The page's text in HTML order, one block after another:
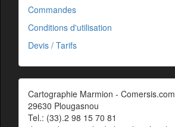
Commandes
Conditions d'utilisation
Devis / Tarifs
Cartographie Marmion - Comersis.com
29630 Plougasnou
Tel.: (33).2 98 15 70 81